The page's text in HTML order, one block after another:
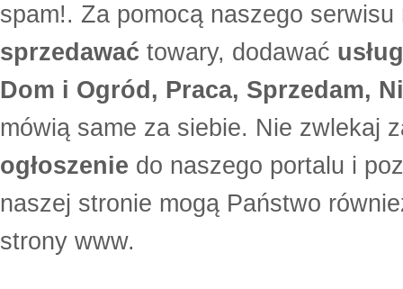
spam!. Za pomocą naszego
sprzedawać towary, dodawać
Dom i Ogród, Praca, Sprzedam,
mówią same za siebie. Nie zwlekaj
ogłoszenie do naszego portalu i
naszej stronie mogą Państwo
strony www.